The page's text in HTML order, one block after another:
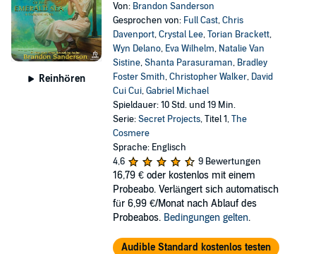
Reinhören
Von: Brandon Sanderson
Gesprochen von: Full Cast,Chris
Davenport,Crystal Lee,Torian Brackett,
Wyn Delano, Eva Wilhelm, Natalie Van
Sistine,Shanta Parasuraman, Bradley
Foster Smith,Christopher Walker, David
Cui Cui,Gabriel Michael
Spieldauer: 10 Std. und 19 Min.
Serie:Secret Projects, Titel 1,The
Cosmere
Sprache: Englisch
4,6
9 Bewertungen
16,79 € oder kostenlos mit einem
Probeabo. Verlängert sich automatisch
für 6,99 €/Monat nach Ablauf des
Probeabos. Bedingungen gelten.
Audible Standard kostenlos testen